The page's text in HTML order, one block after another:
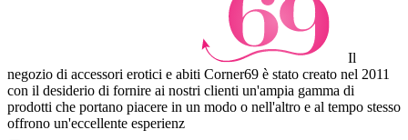
Il
negozio di accessori erotici e abiti Corner69 è stato creato nel 2011
con il desiderio di fornire ai nostri clienti un'ampia gamma di
prodotti che portano piacere in un modo o nell'altro e al tempo stesso
offrono un'eccellente esperienz